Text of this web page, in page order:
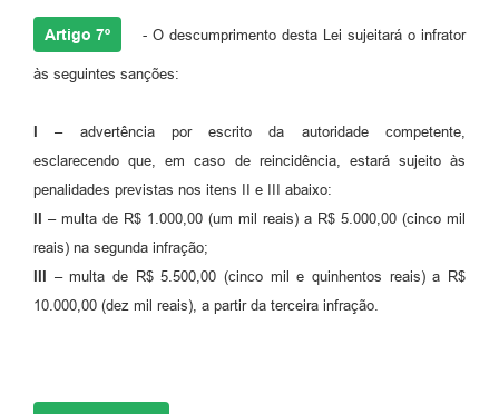
Artigo 7º - O descumprimento desta Lei sujeitará o infrator
às seguintes sanções:
I –advertência por escrito da autoridade competente,
esclarecendo que, em caso de reincidência, estará sujeito às
penalidades previstas nos itens II e III abaixo:
I –multa de R$ 1.000,00 (um mil reais) a R$ 5.000,00 (cinco mil
reais) na segunda infração;
III –multa de R$ 5.500,00 (cinco mil e quinhentos reais) a R$
10.000,00 (dez mil reais), a partir da terceira infração.